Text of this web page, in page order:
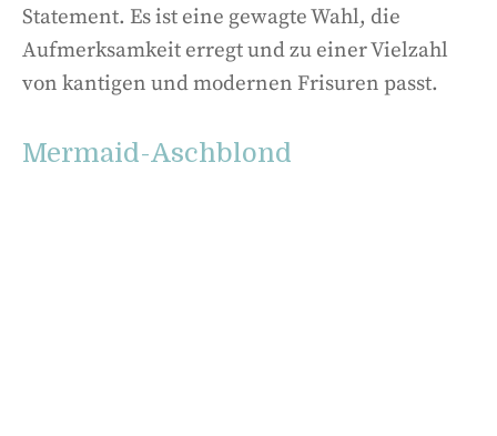
Statement. Es ist eine gewagte Wahl, die
Aufmerksamkeit erregt und zu einer Vielzahl
von kantigen und modernen Frisuren passt.
Mermaid-Aschblond